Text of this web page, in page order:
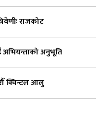
राजकोट
अभियन्ताको अनुभूति
क्विन्टल आलु